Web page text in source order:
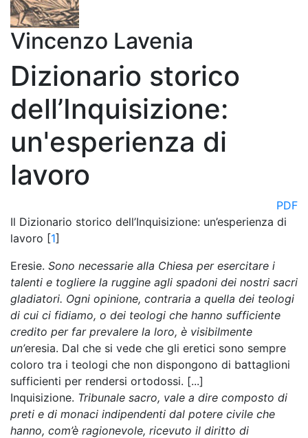
Vincenzo Lavenia
Dizionario storico
dell’Inquisizione:
un'esperienza di
lavoro
PDF
Il Dizionario storico dell’Inquisizione: un’esperienza di
lavoro [1]
Eresie. Sono necessarie alla Chiesa per esercitare i
talenti e togliere la ruggine agli spadoni dei nostri sacri
gladiatori. Ogni opinione, contraria a quella dei teologi
di cui ci fidiamo, o dei teologi che hanno sufficiente
credito per far prevalere la loro, è visibilmente
un’eresia. Dal che si vede che gli eretici sono sempre
coloro tra i teologi che non dispongono di battaglioni
sufficienti per rendersi ortodossi. [...]
Inquisizione. Tribunale sacro, vale a dire composto di
preti e di monaci indipendenti dal potere civile che
hanno, com’è ragionevole, ricevuto il diritto di